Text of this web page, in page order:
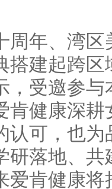
年、湾区
搭建起跨
，受邀参
肯健康深
认可，也
研落地、
爱肯健康